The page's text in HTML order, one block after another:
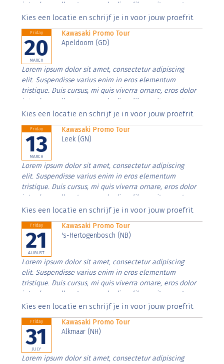
interdum nulla, ut commodo diam libero vitae erat.
Aenean faucibus nibh et justo cursus id rutrum lorem
Kies een locatie en schrijf je in voor jouw proefrit
Friday
20
MARCH
Kawasaki Promo Tour
Apeldoorn (GD)
Lorem ipsum dolor sit amet, consectetur adipiscing
elit. Suspendisse varius enim in eros elementum
tristique. Duis cursus, mi quis viverra ornare, eros dolor
interdum nulla, ut commodo diam libero vitae erat.
Aenean faucibus nibh et justo cursus id rutrum lorem
Kies een locatie en schrijf je in voor jouw proefrit
Friday
13
MARCH
Kawasaki Promo Tour
Leek (GN)
Lorem ipsum dolor sit amet, consectetur adipiscing
elit. Suspendisse varius enim in eros elementum
tristique. Duis cursus, mi quis viverra ornare, eros dolor
interdum nulla, ut commodo diam libero vitae erat.
Aenean faucibus nibh et justo cursus id rutrum lorem
Kies een locatie en schrijf je in voor jouw proefrit
Friday
21
AUGUST
Kawasaki Promo Tour
's-Hertogenbosch (NB)
Lorem ipsum dolor sit amet, consectetur adipiscing
elit. Suspendisse varius enim in eros elementum
tristique. Duis cursus, mi quis viverra ornare, eros dolor
interdum nulla, ut commodo diam libero vitae erat.
Aenean faucibus nibh et justo cursus id rutrum lorem
Kies een locatie en schrijf je in voor jouw proefrit
Friday
31
JULY
Kawasaki Promo Tour
Alkmaar (NH)
Lorem ipsum dolor sit amet, consectetur adipiscing